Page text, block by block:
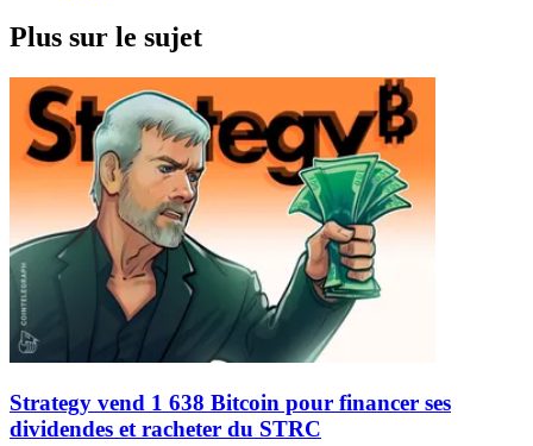
Plus sur le sujet
Strategy vend 1 638 Bitcoin pour financer ses
dividendes et racheter du STRC